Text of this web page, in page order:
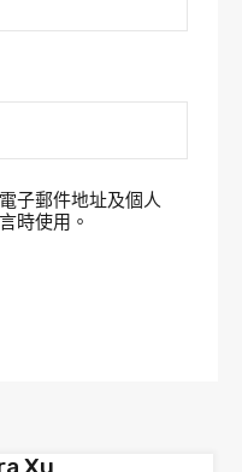
子郵件地址及個人
時使用。